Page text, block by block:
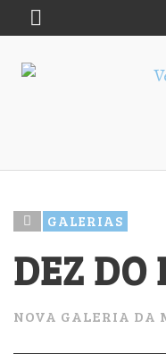
GALERIAS
DEZ
NOVA GALERIA DA